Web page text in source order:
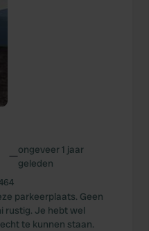
—ongeveer 1 jaar
geleden
parkeerplaats. Geen
rustig. Je hebt wel
te kunnen staan.